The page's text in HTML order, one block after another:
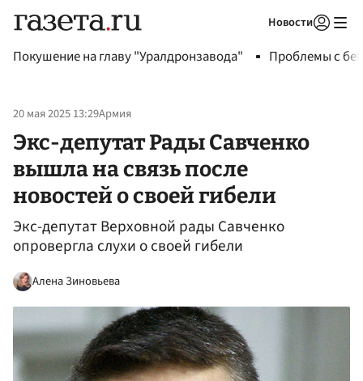
Новости
Покушение на главу "Уралдронзавода" Проблемы с
20 мая 2025 13:29Армия
Экс-депутат Рады Савченко
вышла на связь после
новостей о своей гибели
Экс-депутат Верховной рады Савченко
опровергла слухи о своей гибели
Алена Зиновьева